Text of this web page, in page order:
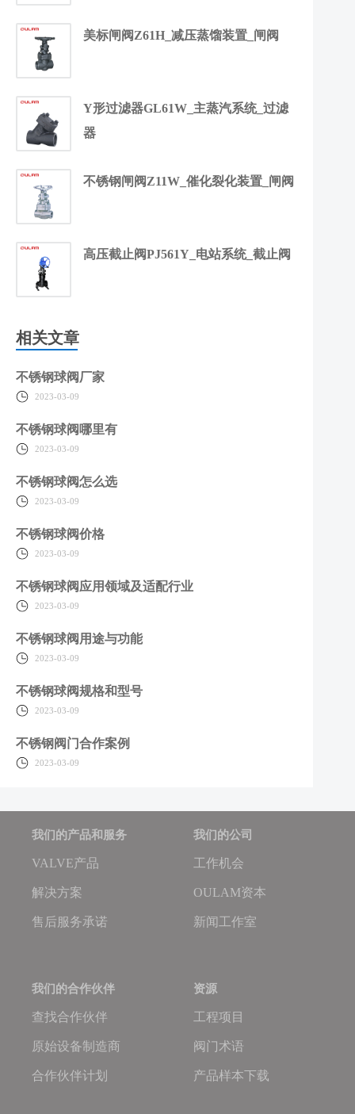
美标闸阀Z61H_减压蒸馏装置_闸阀
Y形过滤器GL61W_主蒸汽系统_过滤
器
不锈钢闸阀Z11W_催化裂化装置_闸阀
高压截止阀PJ561Y_电站系统_截止阀
相关文章
不锈钢球阀厂家
2023-03-09
不锈钢球阀哪里有
2023-03-09
不锈钢球阀怎么选
2023-03-09
不锈钢球阀价格
2023-03-09
不锈钢球阀应用领域及适配行业
2023-03-09
不锈钢球阀用途与功能
2023-03-09
不锈钢球阀规格和型号
2023-03-09
不锈钢阀门合作案例
2023-03-09
我们的产品和服务
VALVE产品
解决方案
售后服务承诺
我们的公司
工作机会
OULAM资本
新闻工作室
我们的合作伙伴
查找合作伙伴
原始设备制造商
合作伙伴计划
资源
工程项目
阀门术语
产品样本下载